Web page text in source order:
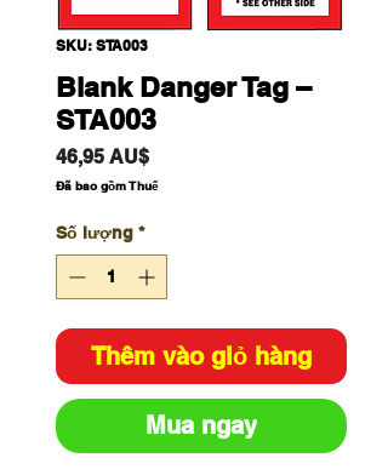
SKU: STA003
Blank Danger Tag –
STA003
46,95 AU$Giá
Đã bao gồm Thuế
Số lượng *
Thêm vào giỏ hàng
Mua ngay